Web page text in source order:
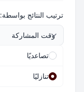
ترتيب النتائج بواسطة:
تصاعديًا
تنازليًا